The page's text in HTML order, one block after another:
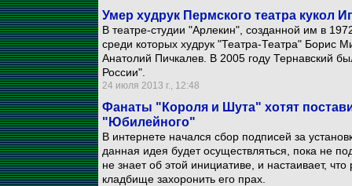
Умер худрук Пермского театра кукол
В театре-студии "Арлекин", созданной им в
среди которых худрук "Театра-Театра" Борис
Анатолий Пичкалев. В 2005 году Тернавский
России".
24 июля 2013 г., 12:48
Фанаты "Короля и Шута" хотят
"Юбилейного"
В интернете начался сбор подписей за
данная идея будет осуществляться, пока не
не знает об этой инициативе, и настаивает,
кладбище захоронить его прах.